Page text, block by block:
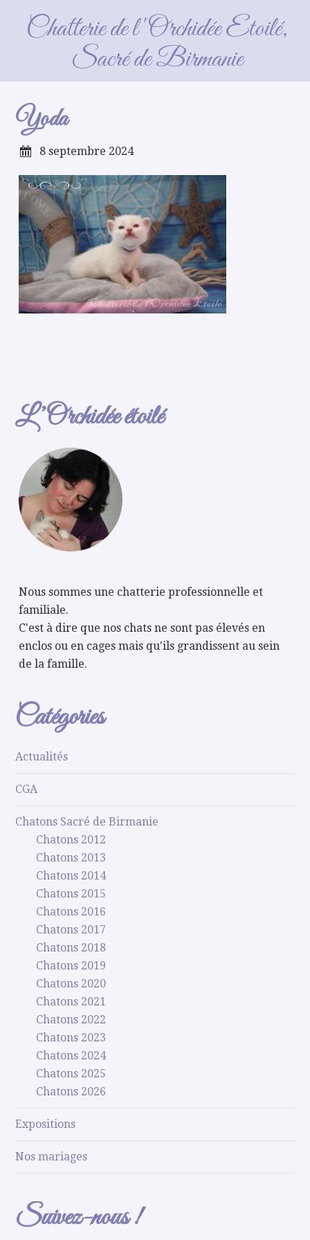
Chatterie de l'Orchidée Etoilé,
Sacré de Birmanie
Yoda
Yoda
8 septembre 2024
L’Orchidée étoilé
Nous sommes une chatterie professionnelle et
familiale.
C'est à dire que nos chats ne sont pas élevés en
enclos ou en cages mais qu'ils grandissent au sein
de la famille.
Catégories
Actualités
CGA
Chatons Sacré de Birmanie
Chatons 2012
Chatons 2013
Chatons 2014
Chatons 2015
Chatons 2016
Chatons 2017
Chatons 2018
Chatons 2019
Chatons 2020
Chatons 2021
Chatons 2022
Chatons 2023
Chatons 2024
Chatons 2025
Chatons 2026
Expositions
Nos mariages
Suivez-nous !